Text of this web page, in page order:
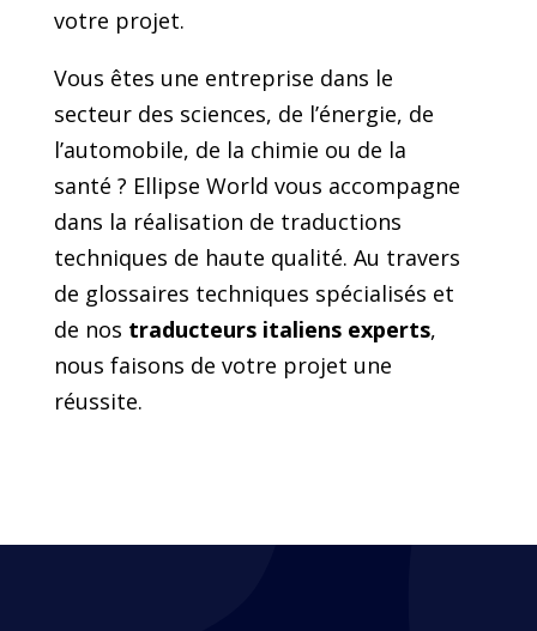
votre projet.
Vous êtes une entreprise dans le
secteur des sciences, de l’énergie, de
l’automobile, de la chimie ou de la
santé ? Ellipse World vous accompagne
dans la réalisation de traductions
techniques de haute qualité. Au travers
de glossaires techniques spécialisés et
de nos traducteurs italiens experts,
nous faisons de votre projet une
réussite.